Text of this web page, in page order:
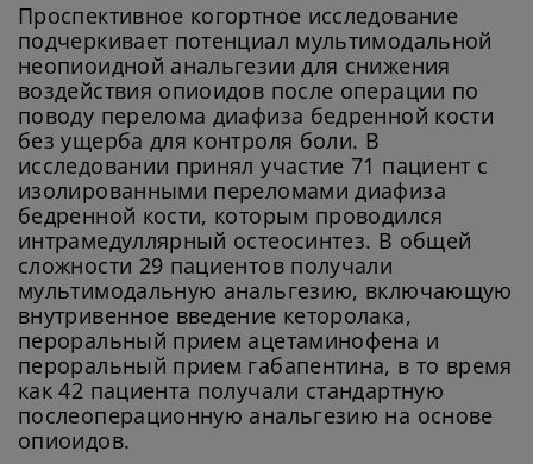
Проспективное когортное исследование
подчеркивает потенциал мультимодальной
неопиоидной анальгезии для снижения
воздействия опиоидов после операции по
поводу перелома диафиза бедренной кости
без ущерба для контроля боли. В
исследовании принял участие 71 пациент с
изолированными переломами диафиза
бедренной кости, которым проводился
интрамедуллярный остеосинтез. В общей
сложности 29 пациентов получали
мультимодальную анальгезию, включающую
внутривенное введение кеторолака,
пероральный прием ацетаминофена и
пероральный прием габапентина, в то время
как 42 пациента получали стандартную
послеоперационную анальгезию на основе
опиоидов.